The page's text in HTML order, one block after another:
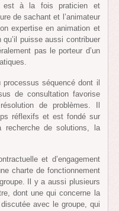
est à la fois praticien et
de sachant et l’animateur
expertise en animation et
puisse aussi contribuer
pas le porteur d’un
séquencé dont il
de consultation favorise
de problèmes. Il
réflexifs et est fondé sur
recherche de solutions, la
et d’engagement
charte de fonctionnement
Il y a aussi plusieurs
dont une qui concerne la
avec le groupe, qui